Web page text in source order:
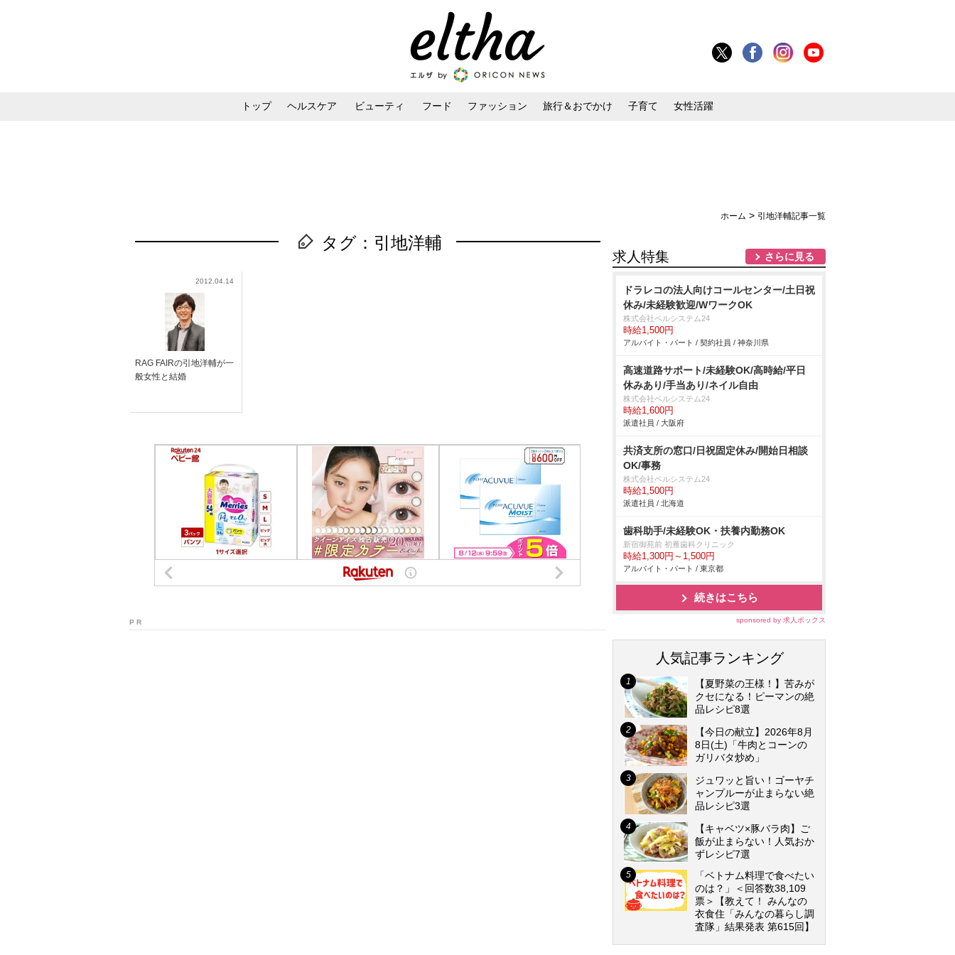
トップ ヘルスケア ビューティ フード ファッション 旅行＆おでかけ 子育て 女性活躍
ホーム > 引地洋輔記事一覧
タグ：引地洋輔
2012.04.14
RAG FAIRの引地洋輔が一
般女性と結婚
P R
求人特集 さらに見る
ドラレコの法人向けコールセンター/土日祝
休み/未経験歓迎/WワークOK
株式会社ベルシステム24
時給1,500円
アルバイト・パート / 契約社員 / 神奈川県
高速道路サポート/未経験OK/高時給/平日
休みあり/手当あり/ネイル自由
株式会社ベルシステム24
時給1,600円
派遣社員 / 大阪府
共済支所の窓口/日祝固定休み/開始日相談
OK/事務
株式会社ベルシステム24
時給1,500円
派遣社員 / 北海道
歯科助手/未経験OK・扶養内勤務OK
新宿御苑前 初雁歯科クリニック
時給1,300円～1,500円
アルバイト・パート / 東京都
続きはこちら
sponsored by 求人ボックス
人気記事ランキング
【夏野菜の王様！】苦みが
クセになる！ピーマンの絶
品レシピ8選
【今日の献立】2026年8月
8日(土)「牛肉とコーンの
ガリバタ炒め」
ジュワッと旨い！ゴーヤチ
ャンプルーが止まらない絶
品レシピ3選
【キャベツ×豚バラ肉】ご
飯が止まらない！人気おか
ずレシピ7選
「ベトナム料理で食べたい
のは？」＜回答数38,109
票＞【教えて！ みんなの
衣食住「みんなの暮らし調
査隊」結果発表 第615回】